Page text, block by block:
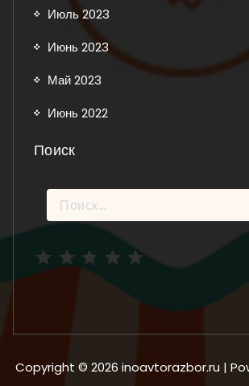
Июль 2023
Июнь 2023
Май 2023
Июнь 2022
Поиск
Найти:
Copyright © 2026 inoavtorazbor.ru |